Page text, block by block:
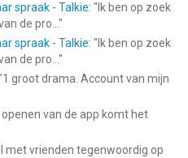
spraak - Talkie: " Ik ben op zoek
de pro... "
spraak - Talkie: " Ik ben op zoek
de pro... "
1 groot drama. Account van mijn
openen van de app komt het
met vrienden tegenwoordig op